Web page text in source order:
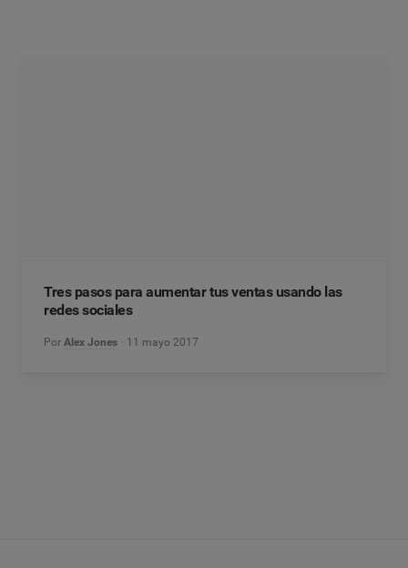
Tres pasos para aumentar tus ventas usando las
redes sociales
Por Alex Jones 11 mayo 2017